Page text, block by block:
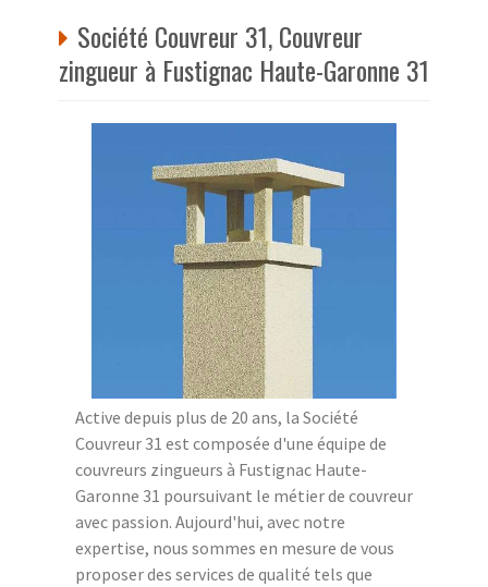
Société Couvreur 31, Couvreur
zingueur à Fustignac Haute-Garonne 31
Active depuis plus de 20 ans, la Société
Couvreur 31 est composée d'une équipe de
couvreurs zingueurs à Fustignac Haute-
Garonne 31 poursuivant le métier de couvreur
avec passion. Aujourd'hui, avec notre
expertise, nous sommes en mesure de vous
proposer des services de qualité tels que